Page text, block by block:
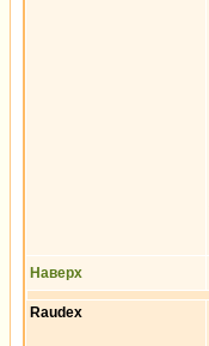
Наверх
Raudex